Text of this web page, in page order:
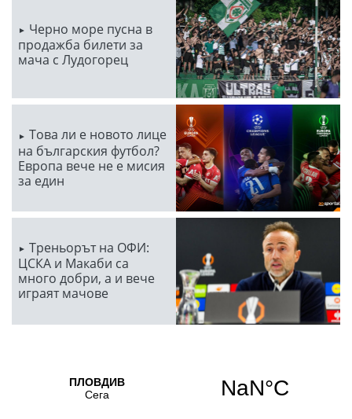
Черно море пусна в
продажба билети за
мача с Лудогорец
Това ли е новото лице
на българския футбол?
Европа вече не е мисия
за един
Треньорът на ОФИ:
ЦСКА и Макаби са
много добри, а и вече
играят мачове